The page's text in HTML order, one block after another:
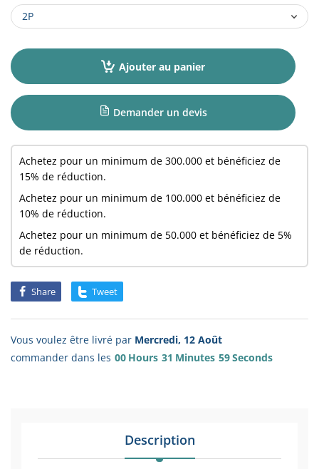
Ajouter au panier
Demander un devis
Achetez pour un minimum de 300.000 et bénéficiez de
15% de réduction.
Achetez pour un minimum de 100.000 et bénéficiez de
10% de réduction.
Achetez pour un minimum de 50.000 et bénéficiez de 5%
de réduction.
Share Tweet
Vous voulez être livré par Mercredi, 12 Août
commander dans les 00 Hours 31 Minutes 59Seconds
Description